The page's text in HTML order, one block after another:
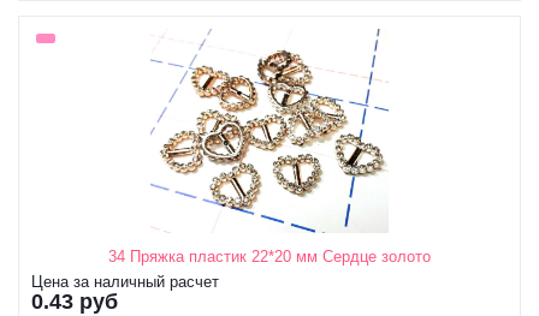
34 Пряжка пластик 22*20 мм Сердце золото
Цена за наличный расчет
0.43 руб